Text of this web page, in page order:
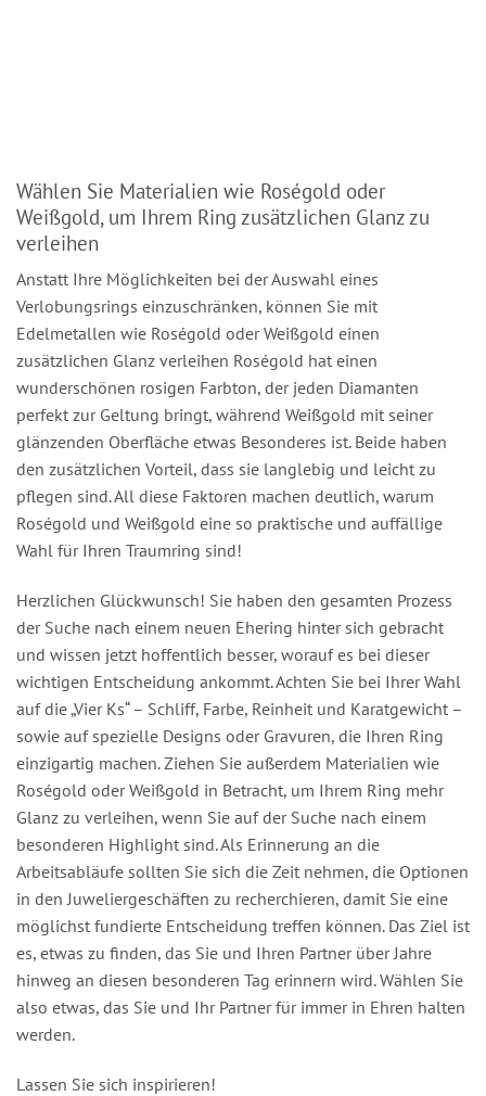
Wählen Sie Materialien wie Roségold oder
Weißgold, um Ihrem Ring zusätzlichen Glanz zu
verleihen
Anstatt Ihre Möglichkeiten bei der Auswahl eines
Verlobungsrings einzuschränken, können Sie mit
Edelmetallen wie Roségold oder Weißgold einen
zusätzlichen Glanz verleihen Roségold hat einen
wunderschönen rosigen Farbton, der jeden Diamanten
perfekt zur Geltung bringt, während Weißgold mit seiner
glänzenden Oberfläche etwas Besonderes ist. Beide haben
den zusätzlichen Vorteil, dass sie langlebig und leicht zu
pflegen sind. All diese Faktoren machen deutlich, warum
Roségold und Weißgold eine so praktische und auffällige
Wahl für Ihren Traumring sind!
Herzlichen Glückwunsch! Sie haben den gesamten Prozess
der Suche nach einem neuen Ehering hinter sich gebracht
und wissen jetzt hoffentlich besser, worauf es bei dieser
wichtigen Entscheidung ankommt. Achten Sie bei Ihrer Wahl
auf die „Vier Ks“ – Schliff, Farbe, Reinheit und Karatgewicht –
sowie auf spezielle Designs oder Gravuren, die Ihren Ring
einzigartig machen. Ziehen Sie außerdem Materialien wie
Roségold oder Weißgold in Betracht, um Ihrem Ring mehr
Glanz zu verleihen, wenn Sie auf der Suche nach einem
besonderen Highlight sind. Als Erinnerung an die
Arbeitsabläufe sollten Sie sich die Zeit nehmen, die Optionen
in den Juweliergeschäften zu recherchieren, damit Sie eine
möglichst fundierte Entscheidung treffen können. Das Ziel ist
es, etwas zu finden, das Sie und Ihren Partner über Jahre
hinweg an diesen besonderen Tag erinnern wird. Wählen Sie
also etwas, das Sie und Ihr Partner für immer in Ehren halten
werden.
Lassen Sie sich inspirieren!